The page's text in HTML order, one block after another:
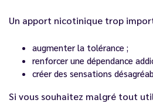
Un apport nicotinique trop
augmenter la tolérance ;
renforcer une dépendance
créer des sensations
Si vous souhaitez malgré tout